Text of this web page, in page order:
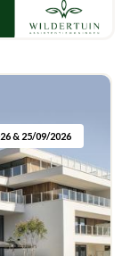
& 25/09/2026